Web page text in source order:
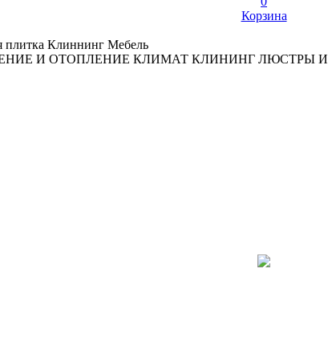
Корзина
плитка Клиннинг Мебель
И ОТОПЛЕНИЕ КЛИМАТ КЛИНИНГ ЛЮСТРЫ И